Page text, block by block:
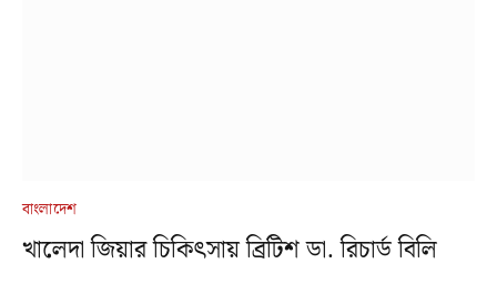
বাংলাদেশ
খালেদা জিয়ার চিকিৎসায় ব্রিটিশ ডা. রিচার্ড বিলি